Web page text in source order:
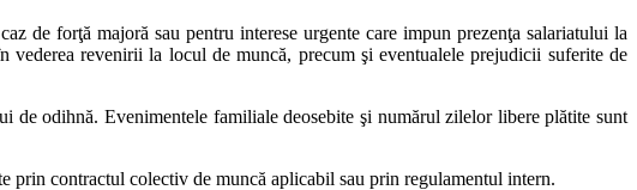
de forţă majoră sau pentru interese urgente care impun prezenţa salariatului la
revenirii la locul de muncă, precum şi eventualele prejudicii suferite de
odihnă. Evenimentele familiale deosebite şi numărul zilelor libere plătite sunt
prin contractul colectiv de muncă aplicabil sau prin regulamentul intern.